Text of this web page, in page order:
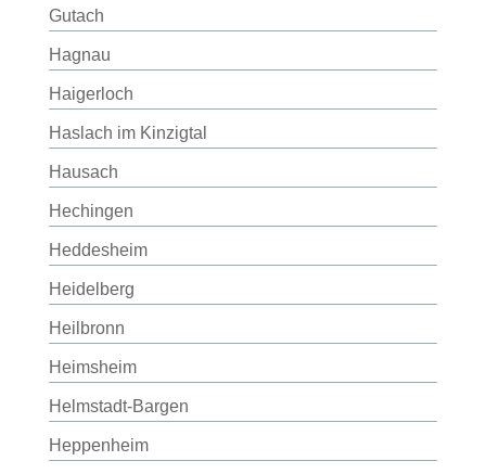
Gutach
Hagnau
Haigerloch
Haslach im Kinzigtal
Hausach
Hechingen
Heddesheim
Heidelberg
Heilbronn
Heimsheim
Helmstadt-Bargen
Heppenheim